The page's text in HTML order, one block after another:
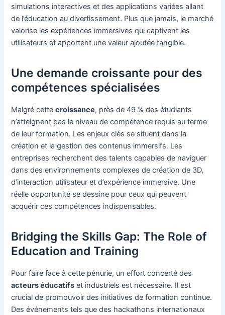
simulations interactives et des applications variées allant
de l’éducation au divertissement. Plus que jamais, le marché
valorise les expériences immersives qui captivent les
utilisateurs et apportent une valeur ajoutée tangible.
Une demande croissante pour des
compétences spécialisées
Malgré cettecroissance, près de 49 % des étudiants
n’atteignent pas le niveau de compétence requis au terme
de leur formation. Les enjeux clés se situent dans la
création et la gestion des contenus immersifs. Les
entreprises recherchent des talents capables de naviguer
dans des environnements complexes de création de 3D,
d’interaction utilisateur et d’expérience immersive. Une
réelle opportunité se dessine pour ceux qui peuvent
acquérir ces compétences indispensables.
Bridging the Skills Gap: The Role of
Education and Training
Pour faire face à cette pénurie, un effort concerté des
acteurs éducatifs et industriels est nécessaire. Il est
crucial de promouvoir des initiatives de formation continue.
Des événements tels que des hackathons internationaux